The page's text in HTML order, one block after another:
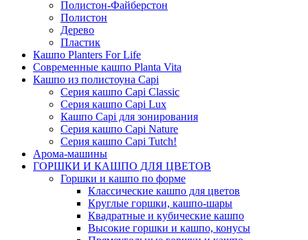
Полистон-Файберстон
Полистон
Дерево
Пластик
Кашпо Planters For Life
Современные кашпо Planta Vita
Кашпо из полистоуна Capi
Серия кашпо Capi Classic
Серия кашпо Capi Lux
Кашпо Capi для зонирования
Серия кашпо Capi Nature
Серия кашпо Capi Tutch!
Арома-машины
ГОРШКИ И КАШПО ДЛЯ ЦВЕТОВ
Горшки и кашпо по форме
Классические кашпо для цветов
Круглые горшки, кашпо-шары
Квадратные и кубические кашпо
Высокие горшки и кашпо, конусы